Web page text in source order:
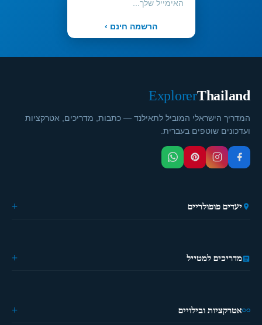
הרשמה חינם ›
Thailand
Explorer
המדריך הישראלי המוביל לתאילנד — כתבות, מדריכים, אטרקציות
ועדכונים שוטפים בעברית.
יעדים פופולריים
🎭 פאטייה
⛵ קראבי
מדריכים למטייל
מטיילים פעם ראשונה?
מדריך מאכלים
אטרקציות ובילויים